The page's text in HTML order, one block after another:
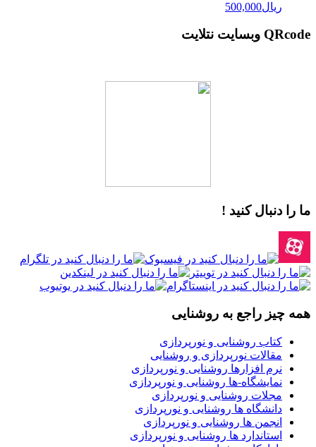
ریال500,000
QRcode وبسایت نتلایت
ما را دنبال کنید !
همه چیز راجع به روشنایی
کتاب روشنایی و نورپردازی
مقالات نورپردازی و روشنایی
نرم افزارها روشنایی و نورپردازی
نمایشگاه-ها روشنایی و نورپردازی
مجلات روشنایی و نورپردازی
دانشگاه ها روشنایی و نورپردازی
انجمن ها روشنایی و نورپردازی
استاندارد ها روشنایی و نورپردازی